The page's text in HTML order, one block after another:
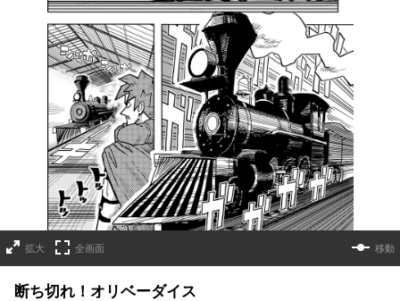
拡大 全画面 移動
断ち切れ！オリベーダイス